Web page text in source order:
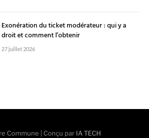
Exonération du ticket modérateur : qui y a
droit et comment l’obtenir
27 juillet 2026
Commune | Conçu par IA TECH